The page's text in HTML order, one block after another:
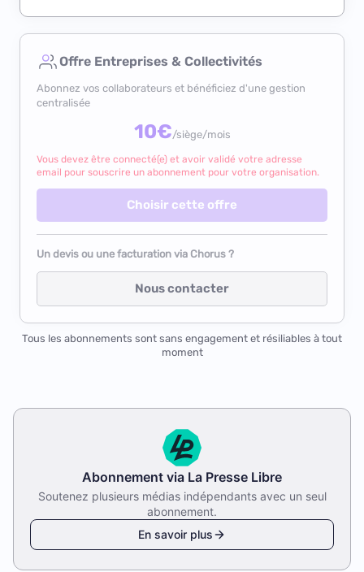
Offre Entreprises & Collectivités
Abonnez vos collaborateurs et bénéficiez d'une gestion
centralisée
10€/siège/mois
Vous devez être connecté(e) et avoir validé votre adresse
email pour souscrire un abonnement pour votre organisation.
Choisir cette offre
Un devis ou une facturation via Chorus ?
Nous contacter
Tous les abonnements sont sans engagement et résiliables à tout
moment
Abonnement via La Presse Libre
Soutenez plusieurs médias indépendants avec un seul
abonnement.
En savoir plus